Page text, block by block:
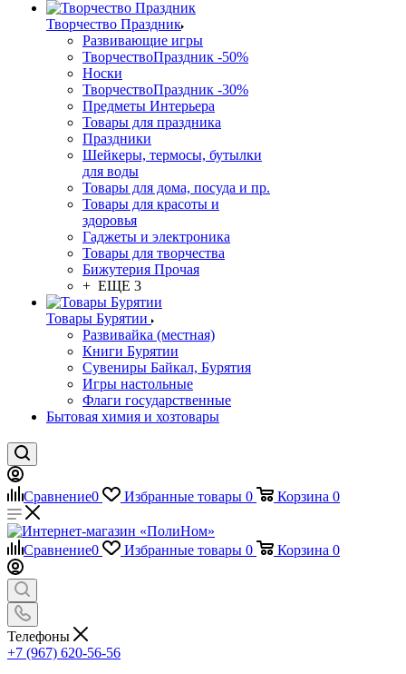
Творчество Праздник
Развивающие игры
ТворчествоПраздник -50%
Носки
ТворчествоПраздник -30%
Предметы Интерьера
Товары для праздника
Праздники
Шейкеры, термосы, бутылки
для воды
Товары для дома, посуда и пр.
Товары для красоты и
здоровья
Гаджеты и электроника
Товары для творчества
Бижутерия Прочая
+ ЕЩЕ 3
Товары Бурятии
Развивайка (местная)
Книги Бурятии
Сувениры Байкал, Бурятия
Игры настольные
Флаги государственные
Бытовая химия и хозтовары
Сравнение0 Избранные товары 0 Корзина 0
Сравнение0 Избранные товары 0 Корзина 0
Телефоны
+7 (967) 620-56-56